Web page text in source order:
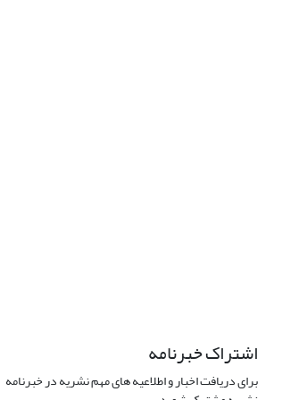
اشتراک خبرنامه
برای دریافت اخبار و اطلاعیه های مهم نشریه در خبرنامه